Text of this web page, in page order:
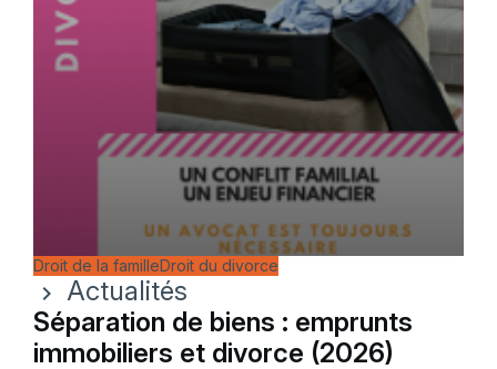
Droit de la familleDroit du divorce
chevron_right
Actualités
Séparation de biens : emprunts
immobiliers et divorce (2026)